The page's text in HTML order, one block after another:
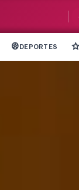
DEPORTES